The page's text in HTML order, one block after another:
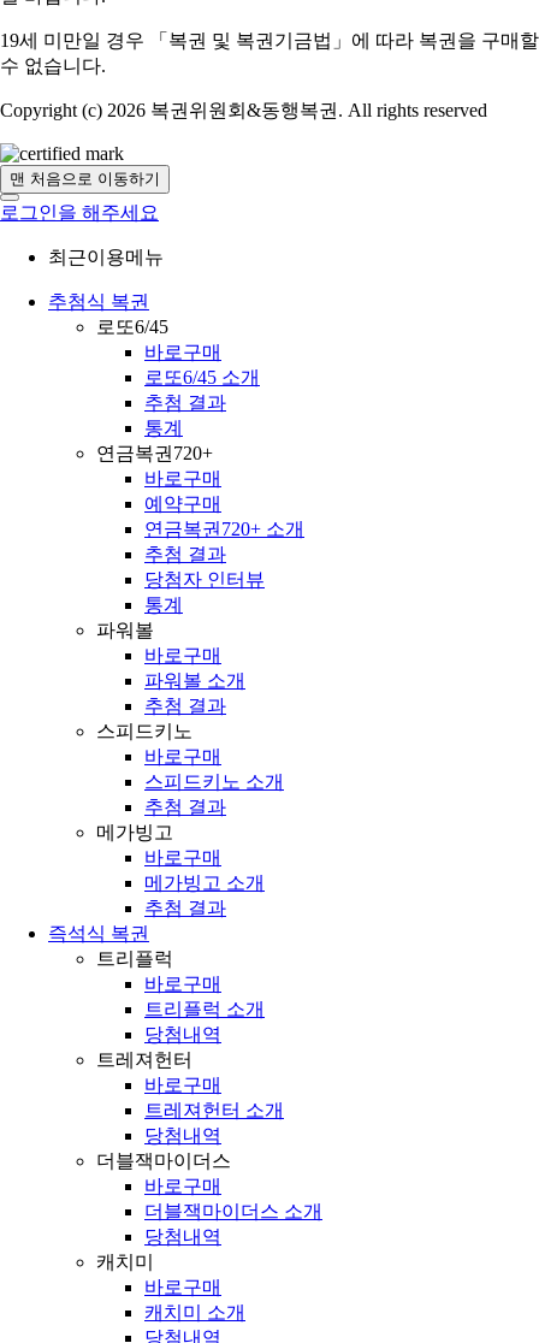
19세 미만일 경우 「복권 및 복권기금법」에 따라 복권을 구매할
수 없습니다.
Copyright (c) 2026 복권위원회&동행복권. All rights reserved
맨 처음으로 이동하기
로그인을 해주세요
최근이용메뉴
추첨식 복권
로또6/45
바로구매
로또6/45 소개
추첨 결과
통계
연금복권720+
바로구매
예약구매
연금복권720+ 소개
추첨 결과
당첨자 인터뷰
통계
파워볼
바로구매
파워볼 소개
추첨 결과
스피드키노
바로구매
스피드키노 소개
추첨 결과
메가빙고
바로구매
메가빙고 소개
추첨 결과
즉석식 복권
트리플럭
바로구매
트리플럭 소개
당첨내역
트레져헌터
바로구매
트레져헌터 소개
당첨내역
더블잭마이더스
바로구매
더블잭마이더스 소개
당첨내역
캐치미
바로구매
캐치미 소개
당첨내역